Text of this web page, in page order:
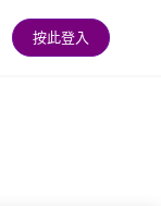
按此登入